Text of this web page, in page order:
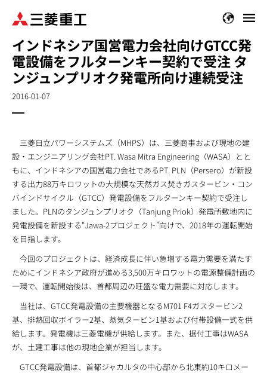
インドネシア国営電力会社向けGTCC発
電設備をフルターンキー契約で受注 タ
ンジュンプリオク発電所向け連続受注
2016-01-07
三菱日立パワーシステムズ（MHPS）は、三菱商事および現地の建
設・エンジニアリング会社PT. Wasa Mitra Engineering（WASA）とと
もに、インドネシアの国営電力会社であるPT. PLN（Persero）が新設
する出力88万キロワットの大規模な天然ガス焚きガスタービン・コン
バインドサイクル（GTCC）発電設備をフルターンキー契約で受注し
ました。PLNのタンジュンプリオク（Tanjung Priok）発電所敷地内に
発電設備を新設する“Jawa-2プロジェクト”向けで、2018年の運転開始
を目指します。
今回のプロジェクトは、経済成長に伴い急増する電力需要を満たす
ためにインドネシア政府が進める3,500万キロワットの電源整備計画の
一環で、運転開始後は、首都周辺の旺盛な電力需要に対応します。
当社は、GTCC発電設備の主要機器となるM701 F4ガスタービン2
基、排熱回収ボイラー2基、蒸気タービン1基および付帯設備一式を供
給します。発電機は三菱電機が供給します。また、据付工事はWASA
が、土建工事は他の現地企業が担当します。
GTCC発電設備は、首都ジャカルタの中心部から北東約10キロメー